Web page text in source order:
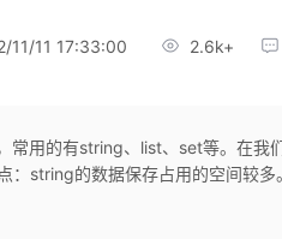
11/11 17:33:00 2.6k+
常用的有string、list、set等。在我
：string的数据保存占用的空间较